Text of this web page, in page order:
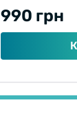
990 грн